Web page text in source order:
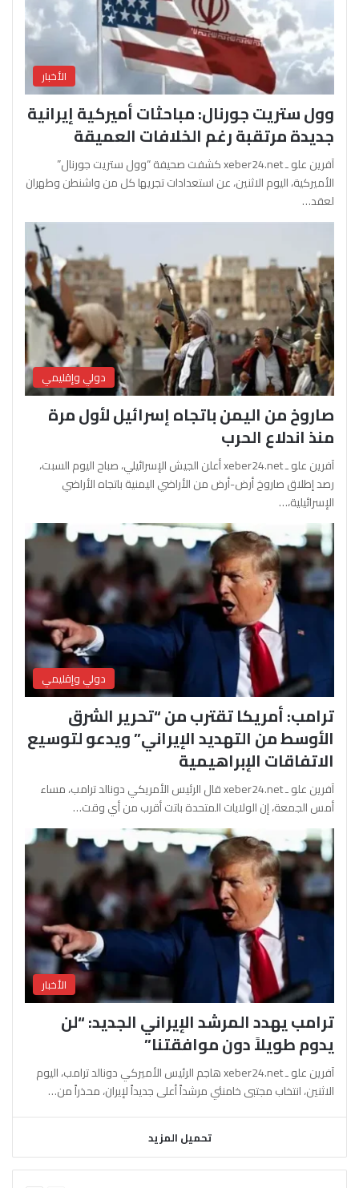
الأخبار
وول ستريت جورنال: مباحثات أميركية إيرانية
جديدة مرتقبة رغم الخلافات العميقة
آفرين علو ـ xeber24.net كشفت صحيفة “وول ستريت جورنال”
الأميركية، اليوم الاثنين، عن استعدادات تجريها كل من واشنطن وطهران
لعقد…
دولي وإقليمي
صاروخ من اليمن باتجاه إسرائيل لأول مرة
منذ اندلاع الحرب
آفرين علو ـ xeber24.net أعلن الجيش الإسرائيلي، صباح اليوم السبت،
رصد إطلاق صاروخ أرض-أرض من الأراضي اليمنية باتجاه الأراضي
الإسرائيلية،…
دولي وإقليمي
ترامب: أمريكا تقترب من “تحرير الشرق
الأوسط من التهديد الإيراني” ويدعو لتوسيع
الاتفاقات الإبراهيمية
آفرين علو ـ xeber24.net قال الرئيس الأمريكي دونالد ترامب، مساء
أمس الجمعة، إن الولايات المتحدة باتت أقرب من أي وقت…
الأخبار
ترامب يهدد المرشد الإيراني الجديد: “لن
يدوم طويلاً دون موافقتنا”
آفرين علو ـ xeber24.net هاجم الرئيس الأميركي دونالد ترامب، اليوم
الاثنين، انتخاب مجتبى خامنئي مرشداً أعلى جديداً لإيران، محذراً من…
تحميل المزيد